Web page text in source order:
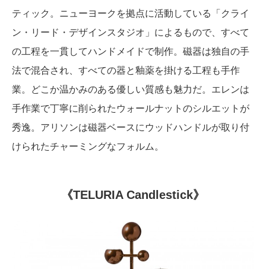
ティック。ニューヨークを拠点に活動している「クライ
ン・リード・デザインスタジオ」によるもので、すべて
の工程を一貫してハンドメイドで制作。磁器は独自の手
法で混合され、すべての器と釉薬を掛ける工程も手作
業。どこか温かみのある優しい質感も魅力だ。エレンは
手作業で丁寧に削られたウォールナットのシルエットが
秀逸。アリソンは磁器ベースにウッドハンドルが取り付
けられたチャーミングなフォルム。
《TELURIA Candlestick》